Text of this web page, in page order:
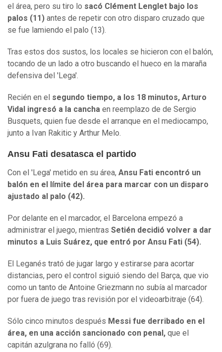
el área, pero su tiro lo sacó Clément Lenglet bajo los
palos (11) antes de repetir con otro disparo cruzado que
se fue lamiendo el palo (13).
Tras estos dos sustos, los locales se hicieron con el balón,
tocando de un lado a otro buscando el hueco en la maraña
defensiva del 'Lega'.
Recién en el segundo tiempo, a los 18 minutos, Arturo
Vidal ingresó a la cancha en reemplazo de de Sergio
Busquets, quien fue desde el arranque en el mediocampo,
junto a Ivan Rakitic y Arthur Melo.
Ansu Fati desatasca el partido
Con el 'Lega' metido en su área, Ansu Fati encontró un
balón en el límite del área para marcar con un disparo
ajustado al palo (42).
Por delante en el marcador, el Barcelona empezó a
administrar el juego, mientras Setién decidió volver a dar
minutos a Luis Suárez, que entró por Ansu Fati (54).
El Leganés trató de jugar largo y estirarse para acortar
distancias, pero el control siguió siendo del Barça, que vio
como un tanto de Antoine Griezmann no subía al marcador
por fuera de juego tras revisión por el videoarbitraje (64).
Sólo cinco minutos después Messi fue derribado en el
área, en una acción sancionado con penal, que el
capitán azulgrana no falló (69).